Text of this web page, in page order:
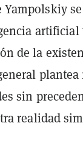
de la
sin
realidad